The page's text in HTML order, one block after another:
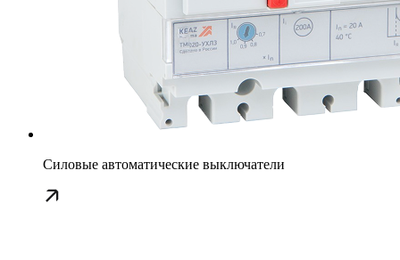
Силовые автоматические выключатели